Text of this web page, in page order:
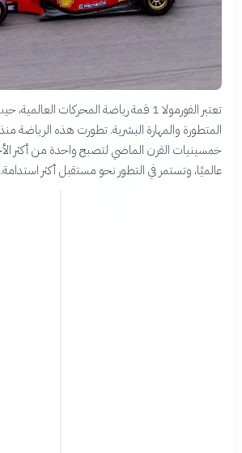
تعتبر الفورمولا 1 قمة رياضة المحركات
المتطورة والمهارة البشرية. تطورت هذه الرياضة منذ
خمسينيات القرن الماضي لتصبح واحدة من أكثر
عالميًا، وتستمر في التطور نحو مستقبل أكثر استدامة.